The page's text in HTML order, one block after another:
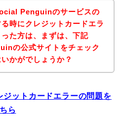
Penguinのサービスの
時にクレジットカードエラ
た方は、まずは、下記
の公式サイトをチェック
かがでしょうか？
ットカードエラーの問題を
ら